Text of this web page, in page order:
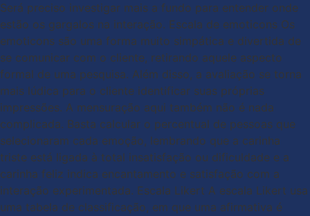
Será preciso investigar mais a fundo para entender onde
estão os gargalos na interação. Escala de emoticons Os
emoticons são uma forma muito simpática e divertida de
se comunicar com o cliente, retirando aquele aspecto
formal de uma pesquisa. Além disso, a avaliação se torna
mais lúdica para o cliente identificar suas próprias
impressões. A mensuração aqui também não é nada
complicada. Basta calcular o percentual de pessoas que
selecionaram cada emoção, lembrando que a carinha
triste está ligada à total insatisfação ou dificuldade e a
carinha feliz indica encantamento e satisfação com a
interação experimentada. Escala Likert A escala Likert usa
uma tabela de classificação, em que uma afirmativa é